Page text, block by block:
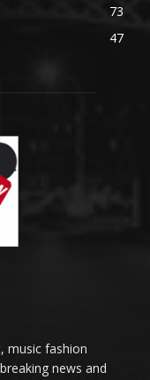
73
47
music fashion
news and